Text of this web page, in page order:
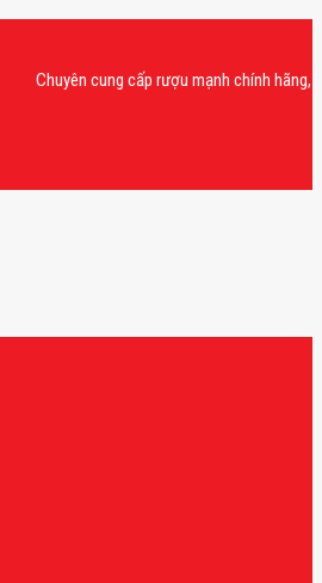
Chuyên cung cấp rượu mạnh chính hãng, rượu